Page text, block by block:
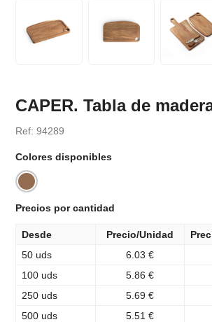
CAPER. Tabla de
Ref: 94289
Colores disponibles
Precios por cantidad
Desde Precio/Unidad
50 uds
6.03 €
100 uds
5.86 €
250 uds
5.69 €
500 uds
5.51 €